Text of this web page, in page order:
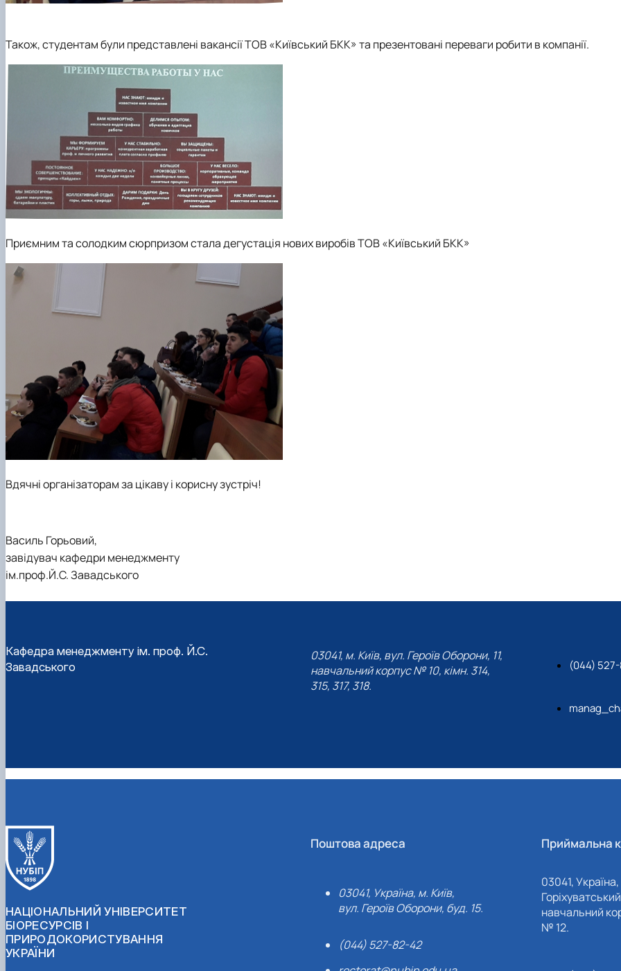
Також, студентам були представлені вакансії ТОВ «Київський БКК» та презентовані переваги робити в компанії.
Приємним та солодким сюрпризом стала дегустація нових виробів ТОВ «Київський БКК»
Вдячні організаторам за цікаву і корисну зустріч!
Василь Горьовий,
завідувач кафедри менеджменту
ім.проф.Й.С. Завадського
Кафедра менеджменту ім. проф. Й.С.
Завадського
03041, м. Київ, вул. Героїв Оборони, 11,
навчальний корпус № 10, кімн. 314,
315, 317, 318.
(044)
НАЦІОНАЛЬНИЙ УНІВЕРСИТЕТ
БІОРЕСУРСІВ І
ПРИРОДОКОРИСТУВАННЯ
УКРАЇНИ
Поштова адреса
03041, Україна, м. Київ,
вул. Героїв Оборони, буд. 15.
(044) 527-82-42
Приймальна
03041,
навчальний
№ 12.